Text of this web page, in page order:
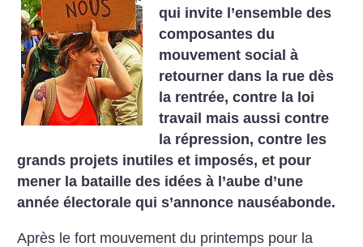
qui invite l’ensemble des
composantes du
mouvement social à
retourner dans la rue dès
la rentrée, contre la loi
travail mais aussi contre
la répression, contre les
grands projets inutiles et imposés, et pour
mener la bataille des idées à l’aube d’une
année électorale qui s’annonce nauséabonde.
Après le fort mouvement du printemps pour la